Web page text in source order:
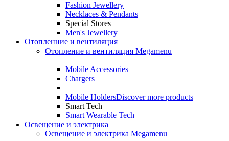
Fashion Jewellery
Necklaces & Pendants
Special Stores
Men's Jewellery
Отопленние и вентиляция
Отопление и вентиляция Megamenu
Mobile Accessories
Chargers
Mobile HoldersDiscover more products
Smart Tech
Smart Wearable Tech
Освещение и электрика
Освещение и электрика Megamenu